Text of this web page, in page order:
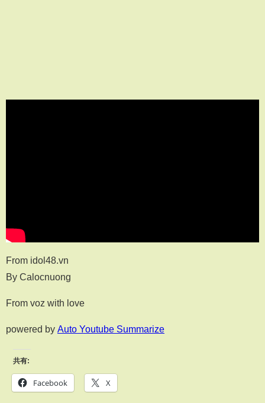
From idol48.vn
By Calocnuong
From voz with love
powered by Auto Youtube Summarize
共有:
Facebook X